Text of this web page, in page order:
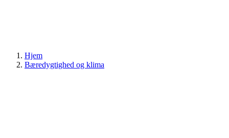
Hjem
Bæredygtighed og klima